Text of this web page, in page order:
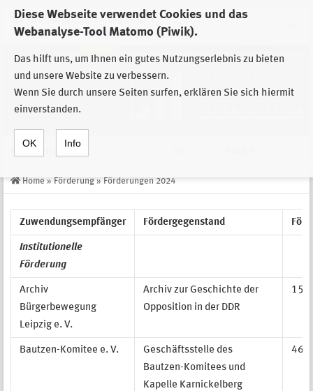
Diese Webseite verwendet Cookies und das
Webanalyse-Tool Matomo (Piwik).
Das hilft uns, um Ihnen ein gutes Nutzungserlebnis zu bieten
und unsere Website zu verbessern.
Wenn Sie durch unsere Seiten surfen, erklären Sie sich hiermit
einverstanden.
OK Info
Zur Auswahl der Einrichtungen der
Stiftung Sächsische Gedenkstätten
Home » Förderung » Förderungen 2024
Zuwendungsempfänger Fördergegenstand
Institutionelle
Förderung
Archiv
Bürgerbewegung
Leipzig e. V.
Archiv zur Geschichte der
Opposition in der DDR
Bautzen-Komitee e. V.
Geschäftsstelle des
Bautzen-Komitees und
Kapelle Karnickelberg